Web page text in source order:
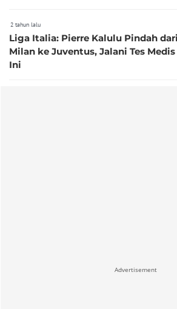
2 tahun lalu
Liga Italia: Pierre Kalulu Pindah
Milan ke Juventus, Jalani Tes Medis
Ini
Advertisement